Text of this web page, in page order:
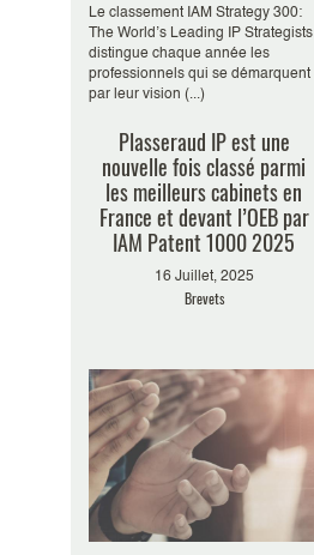
Le classement IAM Strategy 300:
The World’s Leading IP Strategists
distingue chaque année les
professionnels qui se démarquent
par leur vision (...)
Plasseraud IP est une
nouvelle fois classé parmi
les meilleurs cabinets en
France et devant l’OEB par
IAM Patent 1000 2025
16 Juillet, 2025
Brevets